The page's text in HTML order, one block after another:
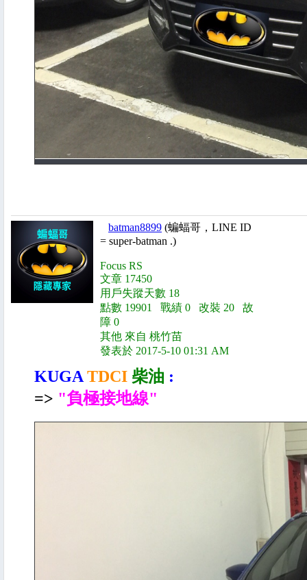
batman8899 (蝙蝠哥，LINE ID
= super-batman .)
Focus RS
文章 17450
用戶失蹤天數 18
點數 19901 戰績 0 改裝 20 故
障 0
其他 來自 桃竹苗
發表於 2017-5-10 01:31 AM
KUGA TDCI 柴油 :
=> "負極接地線"